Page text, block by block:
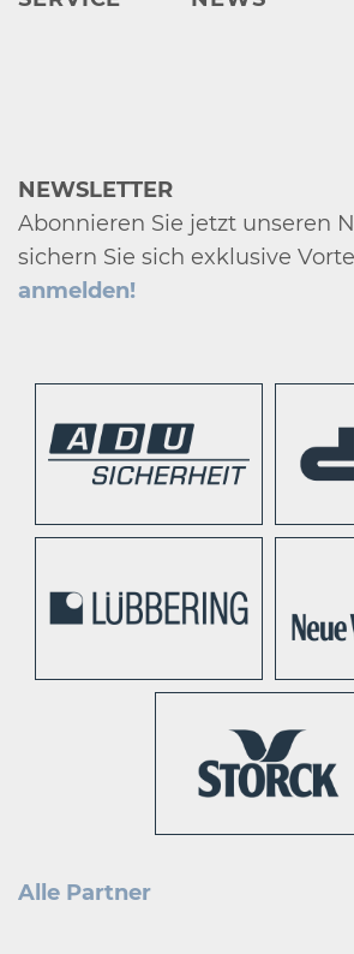
NEWSLETTER
Abonnieren Sie jetzt unseren
sichern Sie sich exklusive
anmelden!
Alle Partner